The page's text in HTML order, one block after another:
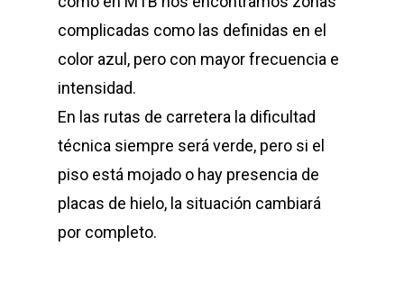
complicadas como las definidas en el
color azul, pero con mayor frecuencia e
intensidad.
En las rutas de carretera la dificultad
técnica siempre será verde, pero si el
piso está mojado o hay presencia de
placas de hielo, la situación cambiará
por completo.